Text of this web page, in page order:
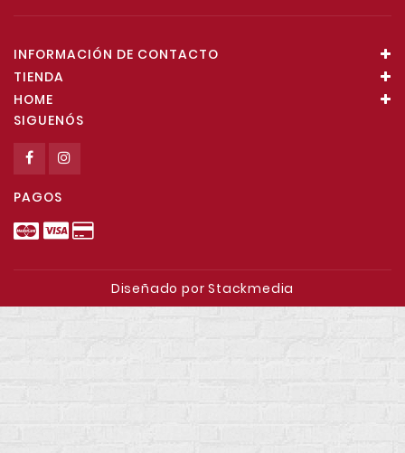
INFORMACIÓN DE CONTACTO
TIENDA
HOME
SIGUENÓS
PAGOS
Diseñado por Stackmedia